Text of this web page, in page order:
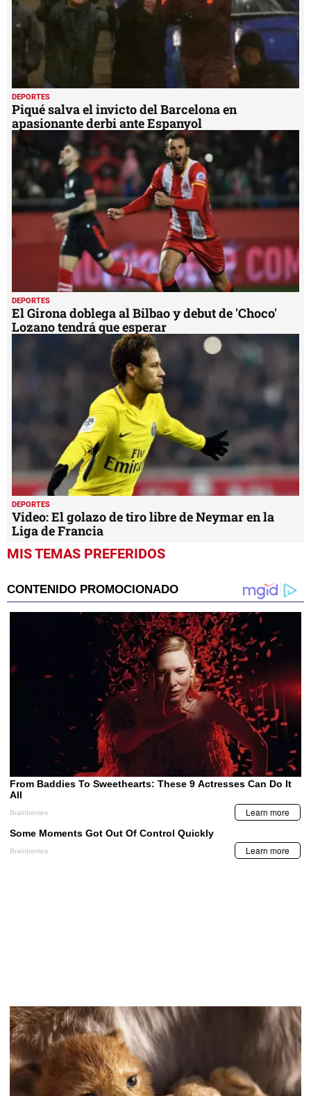
DEPORTES
Piqué salva el invicto del Barcelona en
apasionante derbi ante Espanyol
DEPORTES
El Girona doblega al Bilbao y debut de 'Choco'
Lozano tendrá que esperar
DEPORTES
Video: El golazo de tiro libre de Neymar en la
Liga de Francia
MIS TEMAS PREFERIDOS